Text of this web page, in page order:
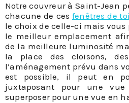
Notre couvreur à Saint-Jean
chacune de ces fenêtres de
le choix de celle-ci mais
le meilleur emplacement
de la meilleure luminosité
la place des cloisons,
l’aménagement prévu dans
est possible, il peut en
juxtaposant pour une
superposer pour une vue en